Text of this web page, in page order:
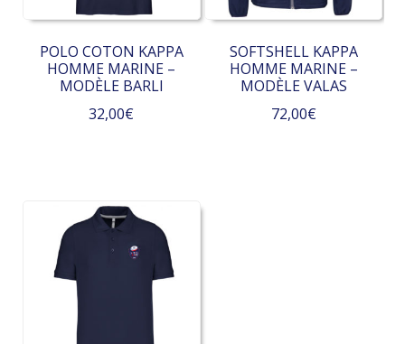
POLO COTON KAPPA
HOMME MARINE –
MODÈLE BARLI
32,00€
plusieurs
variations.
Les
options
peuvent
SOFTSHELL KAPPA
HOMME MARINE –
MODÈLE VALAS
72,00€